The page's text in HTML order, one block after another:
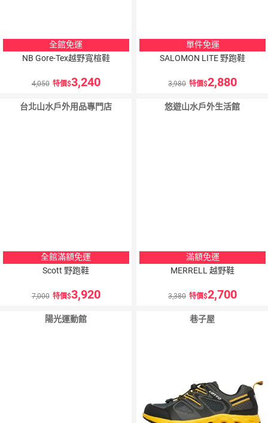
全館免運
NB Gore-Tex越野寬楦鞋
4,050 特價 3,240
單件免運
SALOMON LITE 野跑鞋
3,980 特價 2,880
台北山水戶外用品專門店
全館滿額免運
Scott 野跑鞋
7,000 特價 3,920
悠遊山水戶外生活館
滿額免運
MERRELL 越野鞋
3,380 特價 2,700
陽光運動館 巷子屋